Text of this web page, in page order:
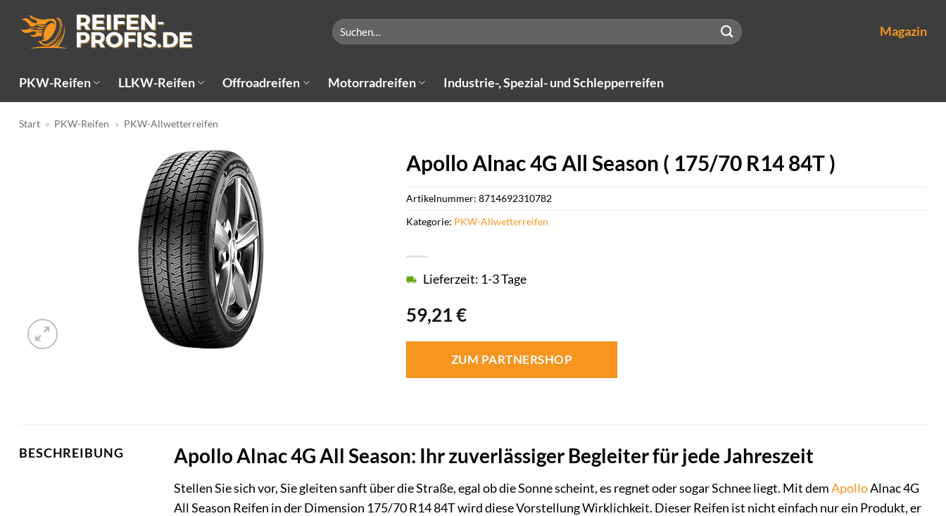
Inhalt
springen
Suchen
nach:
Magazin
PKW-Reifen LLKW-Reifen Offroadreifen Motorradreifen Industrie-, Spezial- und Schlepperreifen
Start » PKW-Reifen » PKW-Allwetterreifen
Apollo Alnac 4G All Season ( 175/70 R14 84T )
59,21€
Lieferzeit: 1-3 Tage
ZUM PARTNERSHOP
Artikelnummer: 8714692310782
Kategorie: PKW-Allwetterreifen
BESCHREIBUNG Apollo Alnac 4G All Season: Ihr zuverlässiger Begleiter für jede Jahreszeit
Stellen Sie sich vor, Sie gleiten sanft über die Straße, egal ob die Sonne scheint, es regnet oder sogar Schnee liegt. Mit demApolloAlnac 4G
All Season Reifen in der Dimension 175/70 R14 84T wird diese Vorstellung Wirklichkeit. Dieser Reifen ist nicht einfach nur ein Produkt, er